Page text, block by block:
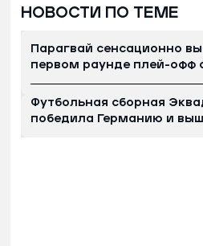
НОВОСТИ ПО ТЕМЕ
Парагвай сенсационно
первом раунде плей-офф
Футбольная сборная
победила Германию и